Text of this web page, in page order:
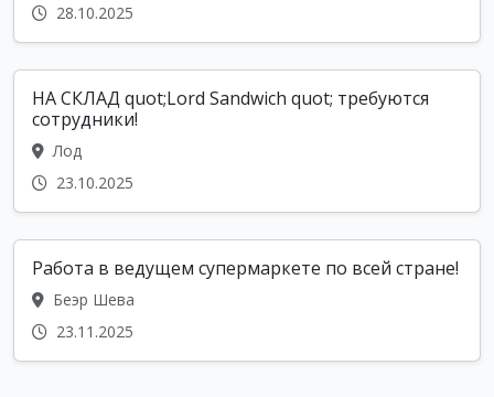
28.10.2025
НА СКЛАД quot;Lord Sandwich quot; требуются
сотрудники!
Лод
23.10.2025
Работа в ведущем супермаркете по всей стране!
Беэр Шева
23.11.2025